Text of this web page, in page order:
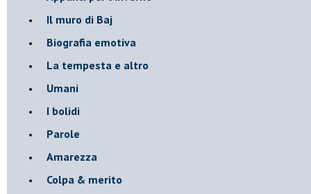
Il muro di Baj
Biografia emotiva
La tempesta e altro
Umani
I bolidi
Parole
Amarezza
Colpa & merito